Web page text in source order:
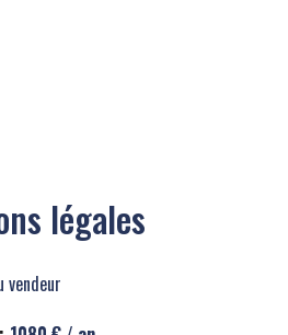
légales
vendeur